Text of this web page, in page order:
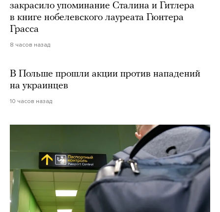
закрасило упоминание Сталина и Гитлера
в книге нобелевского лауреата Гюнтера
Грасса
8 часов назад
В Польше прошли акции против нападений
на украинцев
10 часов назад